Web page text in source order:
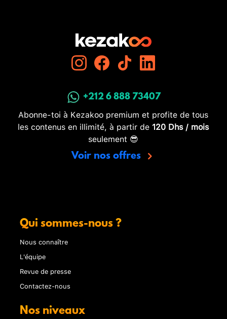
+212 6 888 73407
Abonne-toi à Kezakoo premium et profite de tous
les contenus en illimité, à partir de 120 Dhs / mois
seulement 😎
Voir nos offres
Qui sommes-nous ?
Nous connaître
L'équipe
Revue de presse
Contactez-nous
Nos niveaux